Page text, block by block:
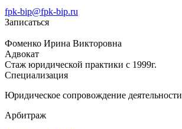
fpk-bip@fpk-bip.ru
Записаться
Фоменко Ирина Викторовна
Адвокат
Стаж юридической практики с 1999г.
Специализация
Юридическое сопровождение деятельности
Арбитраж